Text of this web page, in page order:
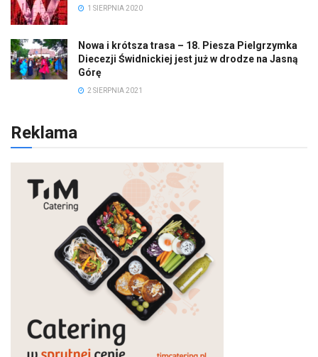
1 SIERPNIA 2020
Nowa i krótsza trasa – 18. Piesza Pielgrzymka
Diecezji Świdnickiej jest już w drodze na Jasną
Górę
2 SIERPNIA 2021
Reklama